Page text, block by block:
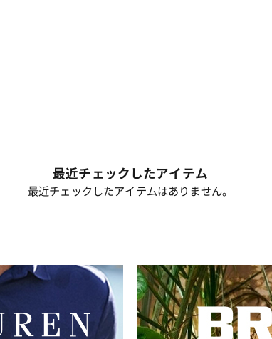
最近チェックしたアイテム
最近チェックしたアイテムはありません。